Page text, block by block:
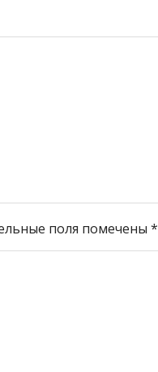
поля помечены *